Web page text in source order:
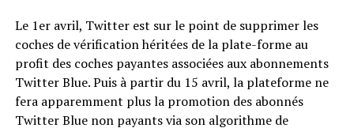
Le 1er avril, Twitter est sur le point de supprimer les
coches de vérification héritées de la plate-forme au
profit des coches payantes associées aux abonnements
Twitter Blue. Puis à partir du 15 avril, la plateforme ne
fera apparemment plus la promotion des abonnés
Twitter Blue non payants via son algorithme de